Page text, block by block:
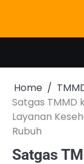
content
Home
Satgas TMMD
Layanan
Rubuh
Satgas